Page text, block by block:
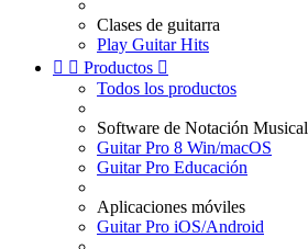
Clases de guitarra
Play Guitar Hits
  Productos 
Todos los productos
Software de Notación Musical
Guitar Pro 8 Win/macOS
Guitar Pro Educación
Aplicaciones móviles
Guitar Pro iOS/Android